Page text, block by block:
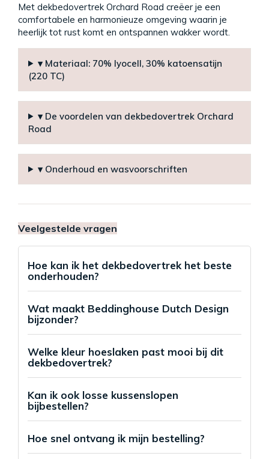
Met dekbedovertrek Orchard Road creëer je een
comfortabele en harmonieuze omgeving waarin je
heerlijk tot rust komt en ontspannen wakker wordt.
▾ Materiaal: 70% lyocell, 30% katoensatijn
(220 TC)
▾ De voordelen van dekbedovertrek Orchard
Road
▾ Onderhoud en wasvoorschriften
Veelgestelde vragen
Hoe kan ik het dekbedovertrek het beste
onderhouden?
Wat maakt Beddinghouse Dutch Design
bijzonder?
Welke kleur hoeslaken past mooi bij dit
dekbedovertrek?
Kan ik ook losse kussenslopen
bijbestellen?
Hoe snel ontvang ik mijn bestelling?